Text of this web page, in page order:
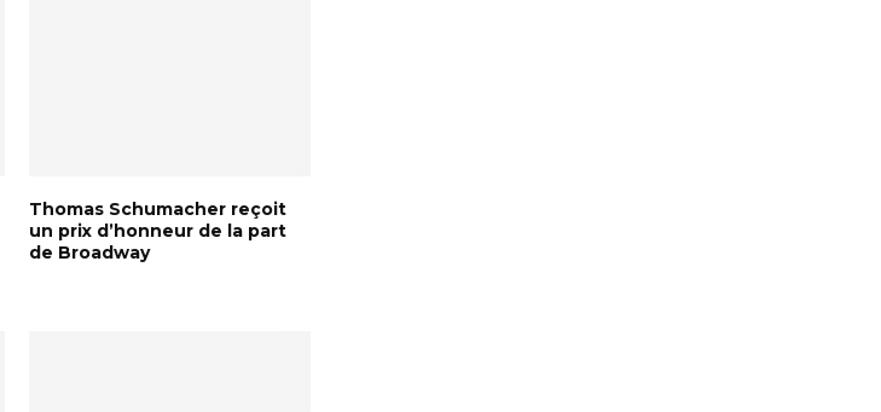
Thomas Schumacher reçoit
un prix d’honneur de la part
de Broadway